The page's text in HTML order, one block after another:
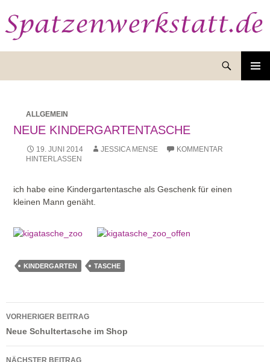
ALLGEMEIN
NEUE KINDERGARTENTASCHE
19. JUNI 2014 JESSICA MENSE
KOMMENTAR
HINTERLASSEN
ich habe eine Kindergartentasche als Geschenk für einen
kleinen Mann genäht.
KINDERGARTEN TASCHE
Beitragsnavigation
VORHERIGER BEITRAG
Neue Schultertasche im Shop